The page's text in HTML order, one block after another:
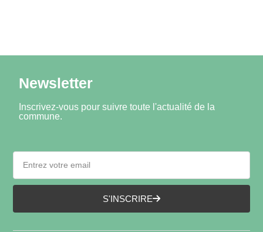
Newsletter
Inscrivez-vous pour suivre toute l'actualité de la
commune.
S'INSCRIRE